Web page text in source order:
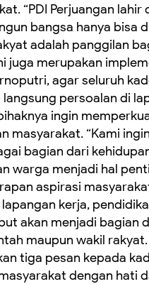
“PDI Perjuangan
bangsa hanya bisa
adalah panggilan
juga merupakan
agar seluruh
persoalan di
ingin
masyarakat. “Kami
bagian dari
warga menjadi hal
aspirasi
kerja,
akan menjadi bagian
maupun wakil
tiga pesan kepada
dengan hati